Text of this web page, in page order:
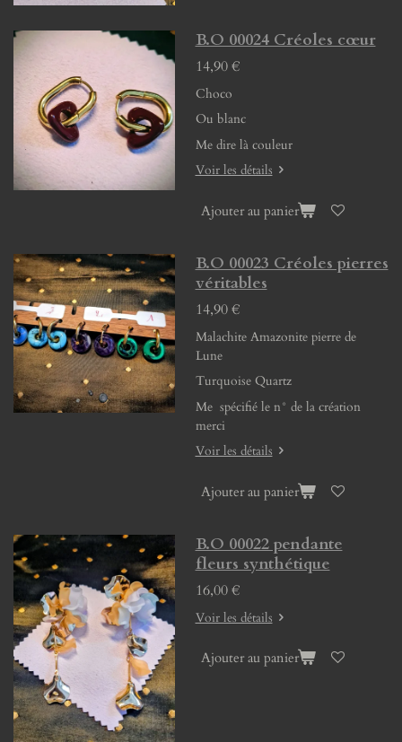
B.O 00024 Créoles cœur
14,90 €
Choco
Ou blanc
Me dire là couleur
Voir les détails
Ajouter au panier
B.O 00023 Créoles pierres
véritables
14,90 €
Malachite Amazonite pierre de
Lune
Turquoise Quartz
Me spécifié le n° de la création
merci
Voir les détails
Ajouter au panier
B.O 00022 pendante
fleurs synthétique
16,00 €
Voir les détails
Ajouter au panier